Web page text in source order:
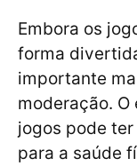
Embora os
forma
importante
moderação.
jogos pode
para a saúde